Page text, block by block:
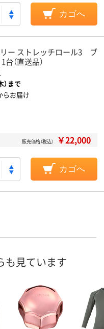
カゴへ
ー ストレッチロール3 ブ
（直送品）
）まで
らお届け
販売価格（税込） ￥22,000
カゴへ
も見ています